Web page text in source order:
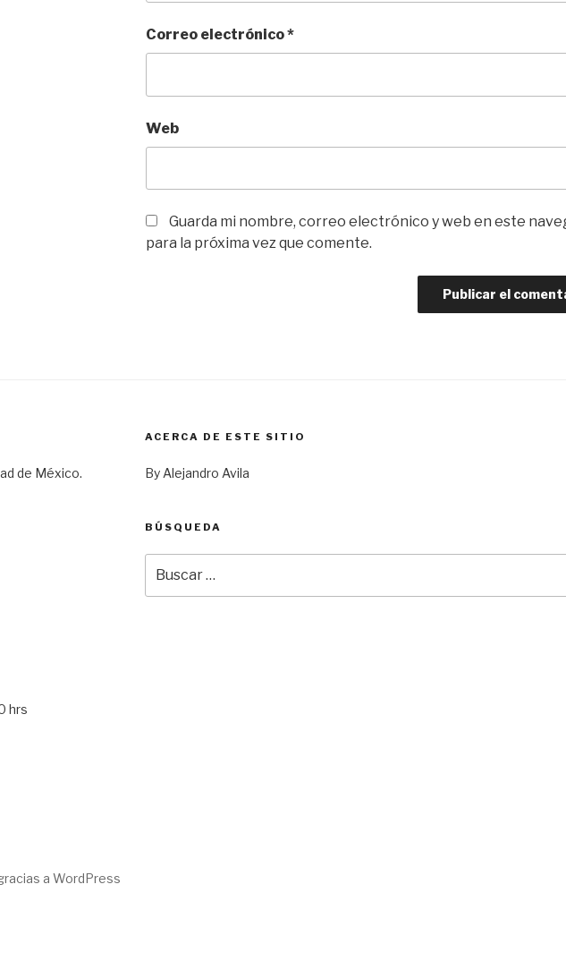
Correo electrónico*
Web
Guarda mi nombre, correo electrónico y web en este
para la próxima vez que comente.
de México.
hrs
ACERCA DE ESTE SITIO
By Alejandro Avila
BÚSQUEDA
por:
a WordPress